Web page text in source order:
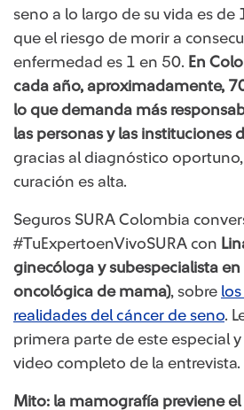
seno a lo largo de su vida es de
que el riesgo de morir a
enfermedad es 1 en 50. En
cada año, aproximadamente,
lo que demanda más
las personas y las instituciones
gracias al diagnóstico
curación es alta.
Seguros SURA Colombia
#TuExpertoenVivoSURA con
ginecóloga y subespecialista
oncológica de mama), sobre
realidades del cáncer de seno.
primera parte de este especial
video completo de la entrevista.
​​Mito: la mamografía previene